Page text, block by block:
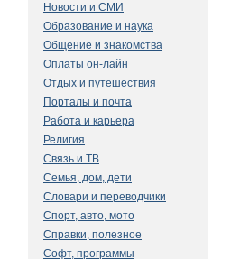
Новости и СМИ
Образование и наука
Общение и знакомства
Оплаты он-лайн
Отдых и путешествия
Порталы и почта
Работа и карьера
Религия
Связь и ТВ
Семья, дом, дети
Словари и переводчики
Спорт, авто, мото
Справки, полезное
Софт, программы